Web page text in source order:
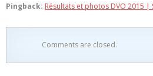
Pingback: Résultats et photos DVO 2015 |
Comments are closed.